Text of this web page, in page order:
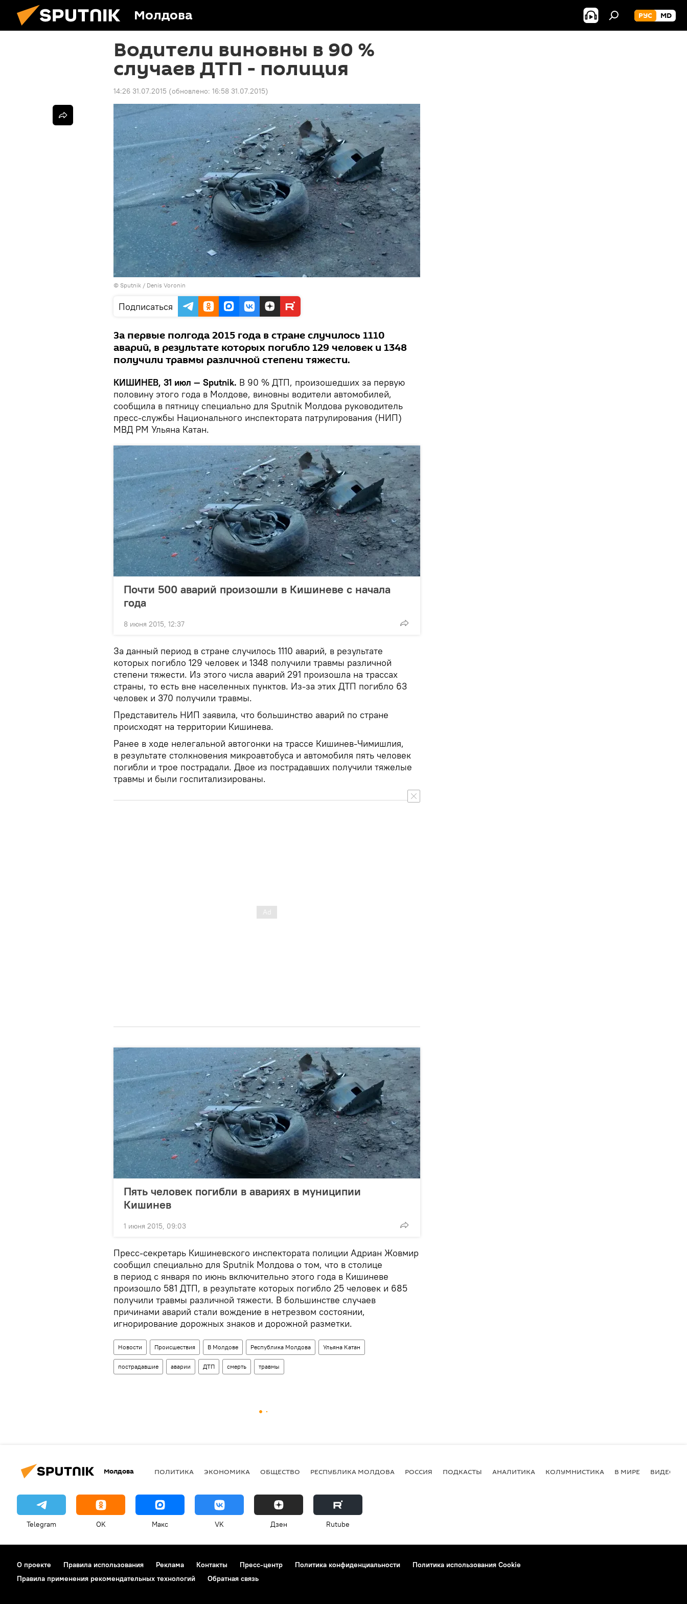
Молдова РУС MD
Водители виновны в 90 %
случаев ДТП - полиция
14:26 31.07.2015 (обновлено: 16:58 31.07.2015)
© Sputnik / Denis Voronin
Подписаться
За первые полгода 2015 года в стране случилось 1110
аварий, в результате которых погибло 129 человек и 1348
получили травмы различной степени тяжести.
КИШИНЕВ, 31 июл — Sputnik. В 90 % ДТП, произошедших за первую
половину этого года в Молдове, виновны водители автомобилей,
сообщила в пятницу специально для Sputnik Молдова руководитель
пресс-службы Национального инспектората патрулирования (НИП)
МВД РМ Ульяна Катан.
Почти 500 аварий произошли в Кишиневе с начала
года
8 июня 2015, 12:37
За данный период в стране случилось 1110 аварий, в результате
которых погибло 129 человек и 1348 получили травмы различной
степени тяжести. Из этого числа аварий 291 произошла на трассах
страны, то есть вне населенных пунктов. Из-за этих ДТП погибло 63
человек и 370 получили травмы.
Представитель НИП заявила, что большинство аварий по стране
происходят на территории Кишинева.
Ранее в ходе нелегальной автогонки на трассе Кишинев-Чимишлия,
в результате столкновения микроавтобуса и автомобиля пять человек
погибли и трое пострадали. Двое из пострадавших получили тяжелые
травмы и были госпитализированы.
Пять человек погибли в авариях в муниципии
Кишинев
1 июня 2015, 09:03
Пресс-секретарь Кишиневского инспектората полиции Адриан Жовмир
сообщил специально для Sputnik Молдова о том, что в столице
в период с января по июнь включительно этого года в Кишиневе
произошло 581 ДТП, в результате которых погибло 25 человек и 685
получили травмы различной тяжести. В большинстве случаев
причинами аварий стали вождение в нетрезвом состоянии,
игнорирование дорожных знаков и дорожной разметки.
Новости Происшествия В Молдове Республика Молдова Ульяна Катан
пострадавшие аварии ДТП смерть травмы
Молдова ПОЛИТИКА ЭКОНОМИКА ОБЩЕСТВО РЕСПУБЛИКА МОЛДОВА РОССИЯ ПОДКАСТЫ АНАЛИТИКА КОЛУМНИСТИКА В МИРЕ ВИДЕО
Telegram OK Макс VK Дзен Rutube
О проекте Правила использования Реклама Контакты Пресс-центр Политика конфиденциальности
Политика использования Cookie
Правила применения рекомендательных технологий
Обратная связь